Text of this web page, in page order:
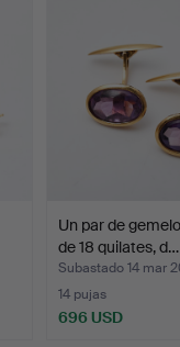
Un par de
de 18 quilates, d…
Subastado 14 mar
14 pujas
696 USD